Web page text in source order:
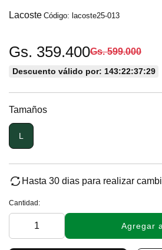
Lacoste Código: lacoste25-013
Gs. 359.400Gs. 599.000
Descuento válido por: 143:22:37:28
Tamaños
L
Hasta 30 dias para realizar
Cantidad:
Agregar